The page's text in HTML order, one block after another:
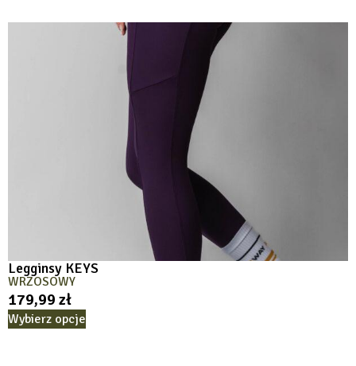
Legginsy KEYS
WRZOSOWY
179,99 zł
Wybierz opcje